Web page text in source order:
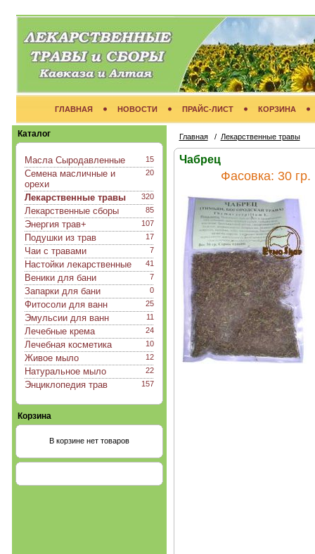
ГЛАВНАЯ НОВОСТИ ПРАЙС-ЛИСТ КОРЗИНА
Каталог
15
Масла Сыродавленные
20
Семена масличные и
орехи
320
Лекарственные травы
85
Лекарственные сборы
107
Энергия трав+
17
Подушки из трав
7
Чаи с травами
41
Настойки лекарственные
7
Веники для бани
0
Запарки для бани
25
Фитосоли для ванн
11
Эмульсии для ванн
24
Лечебные крема
10
Лечебная косметика
12
Живое мыло
22
Натуральное мыло
157
Энциклопедия трав
Корзина
В корзине нет товаров
Главная/ Лекарственные травы
Чабрец
Фасовка: 30 гр.